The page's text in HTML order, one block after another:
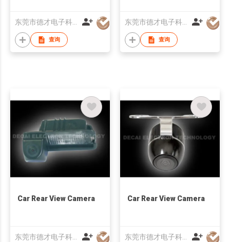
东莞市德才电子科技有限公司
查询
东莞市德才电子科技有限公司
查询
Car Rear View Camera
东莞市德才电子科技有限公司
Car Rear View Camera
东莞市德才电子科技有限公司